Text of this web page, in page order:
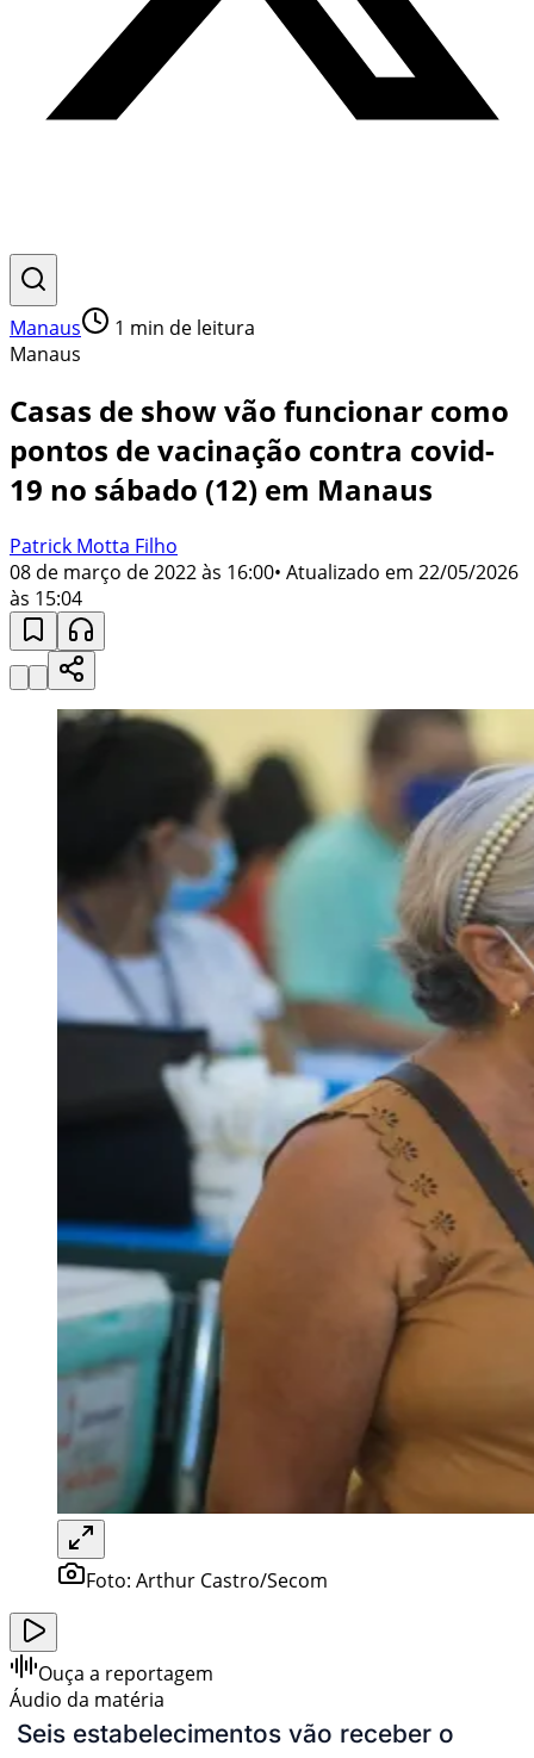
Manaus 1 min de leitura
Manaus
Casas de show vão funcionar como
pontos de vacinação contra covid-
19 no sábado (12) em Manaus
Patrick Motta Filho
08 de março de 2022 às 16:00• Atualizado em 22/05/2026
às 15:04
Foto: Arthur Castro/Secom
Ouça a reportagem
Áudio da matéria
Seis estabelecimentos vão receber o